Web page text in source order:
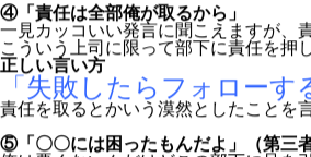
部下が失敗する前に困ってることを察し
④「責任は全部俺が取るから」
一見カッコいい発言に聞こえますが、
こういう上司に限って部下に責任を
正しい言い方
「失敗したらフォローす
責任を取るとかいう漠然としたことを